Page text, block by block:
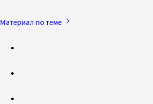
Материал по теме